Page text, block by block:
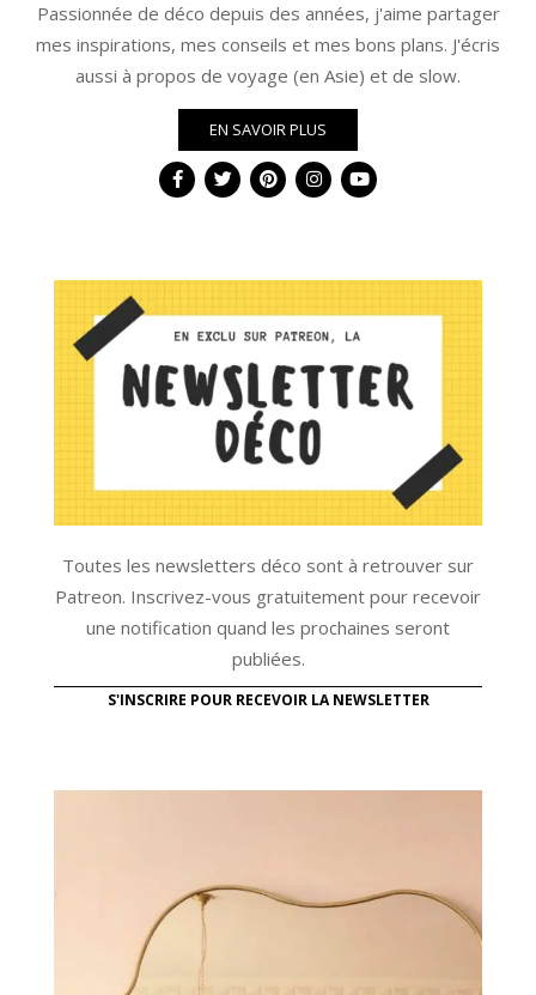
Passionnée de déco depuis des années, j'aime partager
mes inspirations, mes conseils et mes bons plans. J'écris
aussi à propos de voyage (en Asie) et de slow.
EN SAVOIR PLUS
Toutes les newsletters déco sont à retrouver sur
Patreon. Inscrivez-vous gratuitement pour recevoir
une notification quand les prochaines seront
publiées.
S'INSCRIRE POUR RECEVOIR LA NEWSLETTER